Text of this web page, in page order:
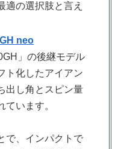
適の選択肢と言え
neo
」の後継モデル
ト化したアイアン
出し角とスピン量
ています。
で、インパクトで